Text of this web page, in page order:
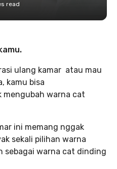
read
ulang kamar atau mau
kamu bisa
mengubah warna cat
ini memang nggak
sekali pilihan warna
sebagai warna cat dinding